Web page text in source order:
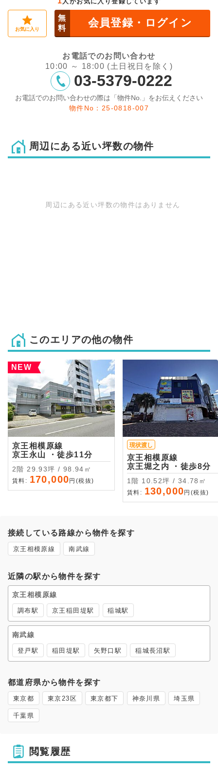
人がお気に入り登録しています
お気に入り
無
料
会員登録・ログイン
お電話でのお問い合わせ
10:00 ～ 18:00 (土日祝日を除く)
03-5379-0222
お電話でのお問い合わせの際は「物件No.」をお伝えください
物件No：25-0818-007
周辺にある近い坪数の物件
周辺にある近い坪数の物件はありません
このエリアの他の物件
NEW
京王相模原線
京王永山 ・徒歩11分
2階 29.93坪 / 98.94㎡
賃料: 170,000 円(税抜)
現状渡し
京王相模原線
京王堀之内 ・徒歩8分
1階 10.52坪 / 34.78㎡
賃料: 130,000 円(税抜)
接続している路線から物件を探す
京王相模原線 南武線
近隣の駅から物件を探す
京王相模原線
調布駅 京王稲田堤駅 稲城駅
南武線
登戸駅 稲田堤駅 矢野口駅 稲城長沼駅
都道府県から物件を探す
東京都 東京23区 東京都下 神奈川県 埼玉県
千葉県
閲覧履歴